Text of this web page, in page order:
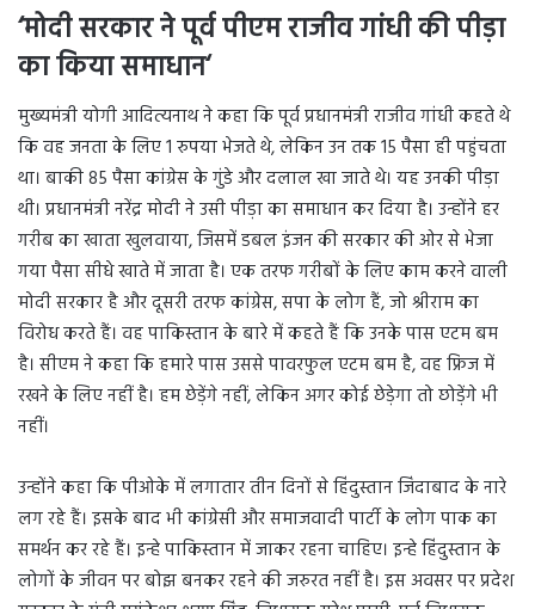
‘मोदी सरकार ने पूर्व पीएम राजीव गांधी की पीड़ा
का किया समाधान‘
मुख्यमंत्री योगी आदित्यनाथ ने कहा कि पूर्व प्रधानमंत्री राजीव गांधी कहते थे
कि वह जनता के लिए 1 रुपया भेजते थे, लेकिन उन तक 15 पैसा ही पहुंचता
था। बाकी 85 पैसा कांग्रेस के गुंडे और दलाल खा जाते थे। यह उनकी पीड़ा
थी। प्रधानमंत्री नरेंद्र मोदी ने उसी पीड़ा का समाधान कर दिया है। उन्होंने हर
गरीब का खाता खुलवाया, जिसमें डबल इंजन की सरकार की ओर से भेजा
गया पैसा सीधे खाते में जाता है। एक तरफ गरीबों के लिए काम करने वाली
मोदी सरकार है और दूसरी तरफ कांग्रेस, सपा के लोग हैं, जो श्रीराम का
विरोध करते हैं। वह पाकिस्तान के बारे में कहते हैं कि उनके पास एटम बम
है। सीएम ने कहा कि हमारे पास उससे पावरफुल एटम बम है, वह फ्रिज में
रखने के लिए नहीं है। हम छेड़ेंगे नहीं, लेकिन अगर कोई छेड़ेगा तो छोड़ेंगे भी
नहीं।
उन्होंने कहा कि पीओके में लगातार तीन दिनों से हिंदुस्तान जिंदाबाद के नारे
लग रहे हैं। इसके बाद भी कांग्रेसी और समाजवादी पार्टी के लोग पाक का
समर्थन कर रहे हैं। इन्हे पाकिस्तान में जाकर रहना चाहिए। इन्हे हिंदुस्तान के
लोगों के जीवन पर बोझ बनकर रहने की जरुरत नहीं है। इस अवसर पर प्रदेश